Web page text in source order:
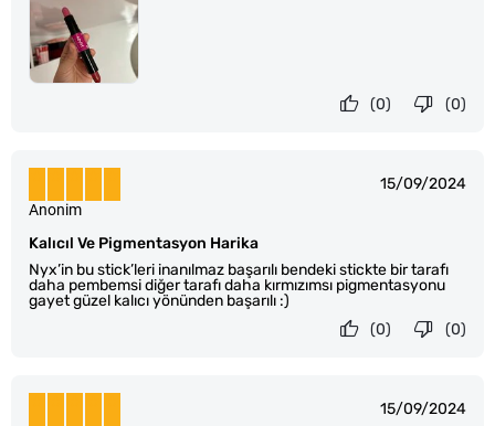
(0)
(0)
15/09/2024
Kalıcıl Ve Pigmentasyon Harika
Nyx’in bu stick’leri inanılmaz başarılı bendeki stickte bir tarafı
daha pembemsi diğer tarafı daha kırmızımsı pigmentasyonu
gayet güzel kalıcı yönünden başarılı :)
Anonim
(0)
(0)
15/09/2024